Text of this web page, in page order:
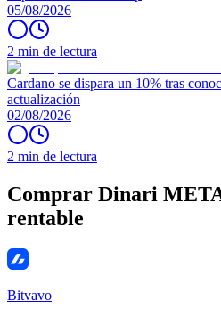
05/08/2026
2 min de lectura
Cardano se dispara un 10% tras
actualización
02/08/2026
2 min de lectura
Comprar Dinari
rentable
Bitvavo